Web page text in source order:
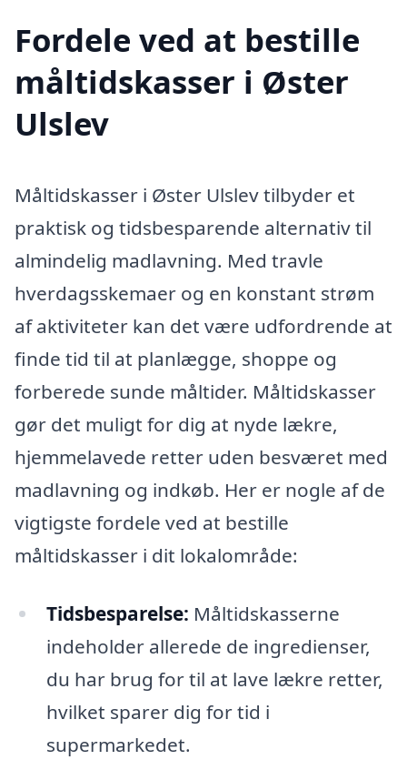
Fordele ved at bestille
måltidskasser i Øster
Ulslev
Måltidskasser i Øster Ulslev tilbyder et
praktisk og tidsbesparende alternativ til
almindelig madlavning. Med travle
hverdagsskemaer og en konstant strøm
af aktiviteter kan det være udfordrende at
finde tid til at planlægge, shoppe og
forberede sunde måltider. Måltidskasser
gør det muligt for dig at nyde lækre,
hjemmelavede retter uden besværet med
madlavning og indkøb. Her er nogle af de
vigtigste fordele ved at bestille
måltidskasser i dit lokalområde:
Tidsbesparelse: Måltidskasserne
indeholder allerede de ingredienser,
du har brug for til at lave lækre retter,
hvilket sparer dig for tid i
supermarkedet.